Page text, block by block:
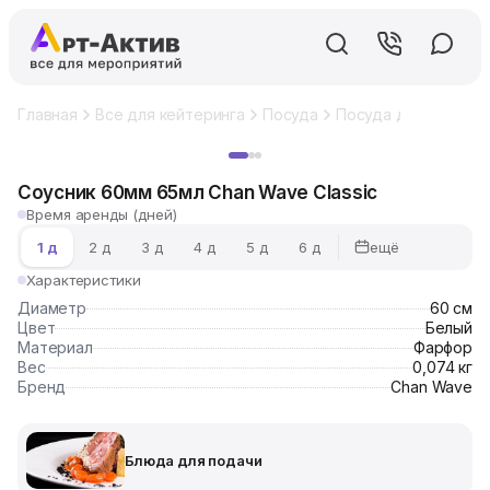
Главная Все для кейтеринга Посуда Посуда для
Соусник 60мм 65мл Chan Wave Classic
Время аренды (дней)
1 д
2 д 3 д 4 д 5 д 6 д
ещё
Характеристики
Диаметр
60 см
Цвет
Белый
Материал
Фарфор
Вес
0,074 кг
Бренд
Chan Wave
Блюда для подачи